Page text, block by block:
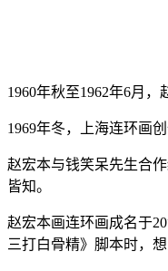
1960年秋至1962年6月
1969年冬，上海连环画
赵宏本与钱笑呆先生合
皆知。
赵宏本画连环画成名于
三打白骨精》脚本时，